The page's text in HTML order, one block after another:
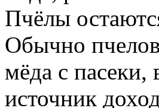
Пчёлы
Обычно
мёда с пасеки,
источник